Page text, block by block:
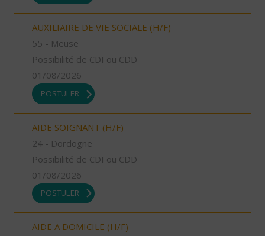
AUXILIAIRE DE VIE SOCIALE (H/F)
55 - Meuse
Possibilité de CDI ou CDD
01/08/2026
POSTULER
AIDE SOIGNANT (H/F)
24 - Dordogne
Possibilité de CDI ou CDD
01/08/2026
POSTULER
AIDE A DOMICILE (H/F)